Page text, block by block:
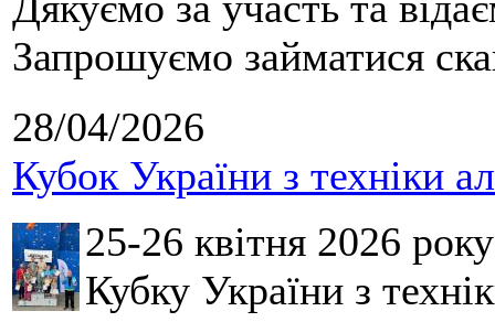
Запрошуємо займатися
28/04/2026
Кубок України з техніки
25-26 квітня 2026
Кубку України з